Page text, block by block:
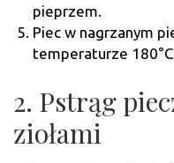
pieprzem.
Piec w nagrzanym
temperaturze
2. Pstrąg
ziołami